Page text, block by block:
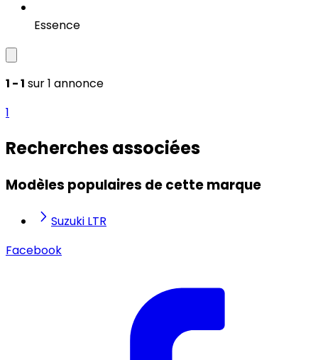
Essence
1 - 1 sur 1 annonce
1
Recherches associées
Modèles populaires de cette marque
Suzuki LTR
Facebook